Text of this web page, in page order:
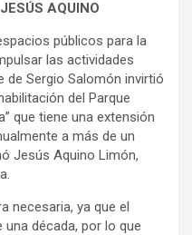
AQUINO
públicos para la
las actividades
de Sergio Salomón invirtió
del Parque
que tiene una extensión
a más de un
Jesús Aquino Limón,
necesaria, ya que el
década, por lo que